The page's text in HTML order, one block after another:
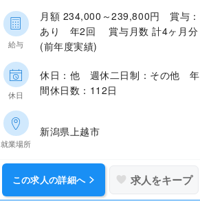
給与
月額 234,000～239,800円 賞与：
あり 年2回 賞与月数 計4ヶ月分
(前年度実績)
休日
休日：他 週休二日制：その他 年
間休日数：112日
就業場所
新潟県上越市
この求人の詳細へ 求人をキープ